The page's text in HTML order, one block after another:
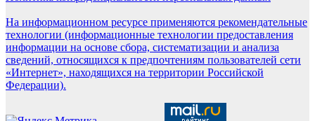
На информационном ресурсе применяются рекомендательные
технологии (информационные технологии предоставления
информации на основе сбора, систематизации и анализа
сведений, относящихся к предпочтениям пользователей сети
«Интернет», находящихся на территории Российской
Федерации).